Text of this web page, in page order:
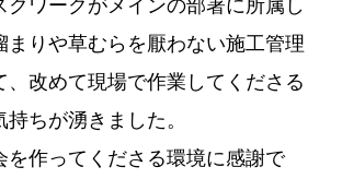
クワークがメインの部署に所属し
まりや草むらを厭わない施工管理
、改めて現場で作業してくださる
ちが湧きました。
を作ってくださる環境に感謝で